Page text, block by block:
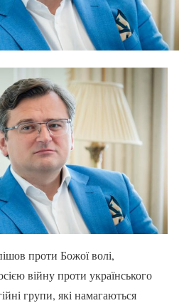
проти Божої волі,
війну проти українського
групи, які намагаються